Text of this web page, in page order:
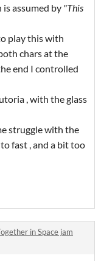
assumed by "This
play this with
chars at the
end I controlled
, with the glass
struggle with the
fast , and a bit too
in Space jam